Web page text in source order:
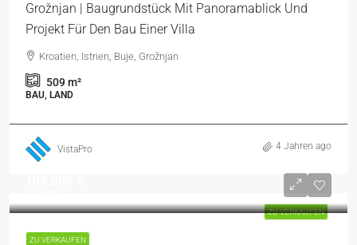
Grožnjan | Baugrundstück Mit Panoramablick Und
Projekt Für Den Bau Einer Villa
Kroatien, Istrien, Buje, Grožnjan
509m²
BAU, LAND
VistaPro 4 Jahren ago
ZU VERKAUFEN
ZU VERKAUFEN